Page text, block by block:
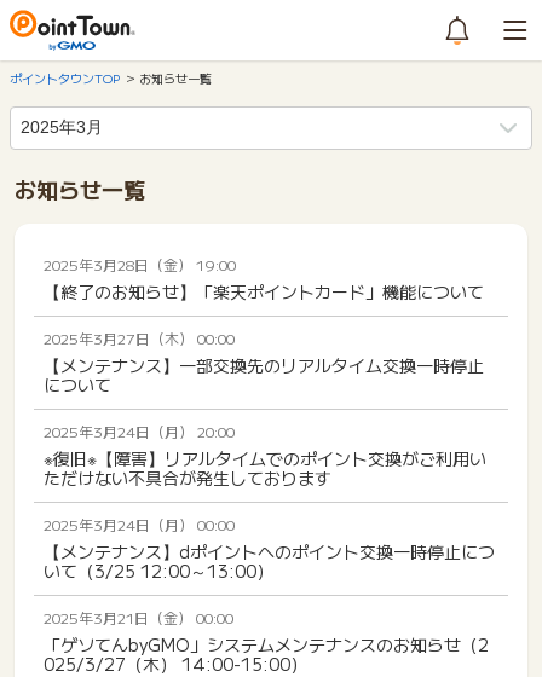
ポイントタウンTOP お知らせ一覧
お知らせ一覧
2025年3月28日（金） 19:00
【終了のお知らせ】「楽天ポイントカード」機能について
2025年3月27日（木） 00:00
【メンテナンス】一部交換先のリアルタイム交換一時停止
について
2025年3月24日（月） 20:00
※復旧※【障害】リアルタイムでのポイント交換がご利用い
ただけない不具合が発生しております
2025年3月24日（月） 00:00
【メンテナンス】dポイントへのポイント交換一時停止につ
いて（3/25 12:00～13:00）
2025年3月21日（金） 00:00
「ゲソてんbyGMO」システムメンテナンスのお知らせ（2
025/3/27（木） 14:00-15:00）